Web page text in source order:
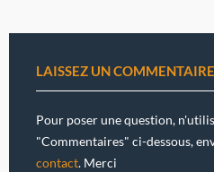
LAISSEZ UN COMMENTAIRE
Pour poser une question,
"Commentaires" ci-dessous,
contact. Merci